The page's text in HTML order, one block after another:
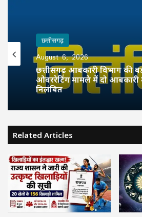
छत्तीसगढ़
August 6, 2026
छत्तीसगढ़ आबकारी विभाग की
ओवररेटिंग मामले में दो आबकारी
निलंबित
Related Articles